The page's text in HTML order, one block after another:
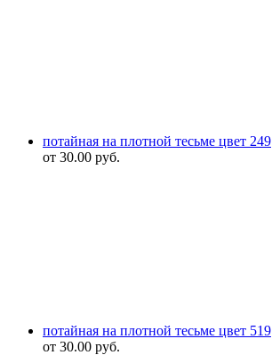
потайная на плотной тесьме цвет 249
от 30.00 руб.
потайная на плотной тесьме цвет 519
от 30.00 руб.